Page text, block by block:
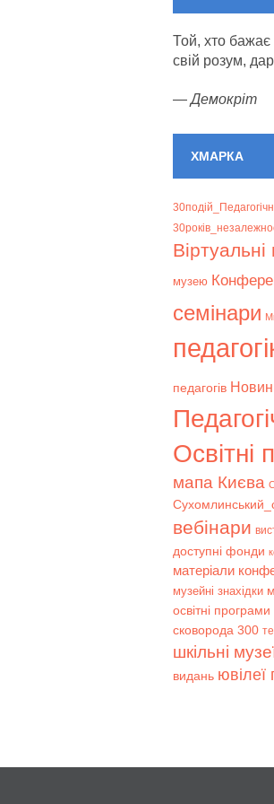
Той, хто бажає
свій розум,
—Демокріт
ХМАРКА
Віртуальні
музею
семінари
педагогів
Освітні
мапа Києва
вебінари
доступні фонди
матеріали
музейні знахідки
освітні програми
сковорода 300
шкільні
видань ювілеї